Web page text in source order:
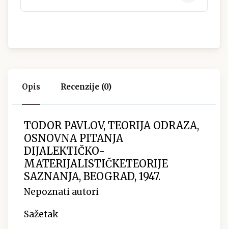
Opis Recenzije (0)
TODOR PAVLOV, TEORIJA ODRAZA,
OSNOVNA PITANJA
DIJALEKTIČKO-
MATERIJALISTIČKETEORIJE
SAZNANJA, BEOGRAD, 1947.
Nepoznati autori
Sažetak